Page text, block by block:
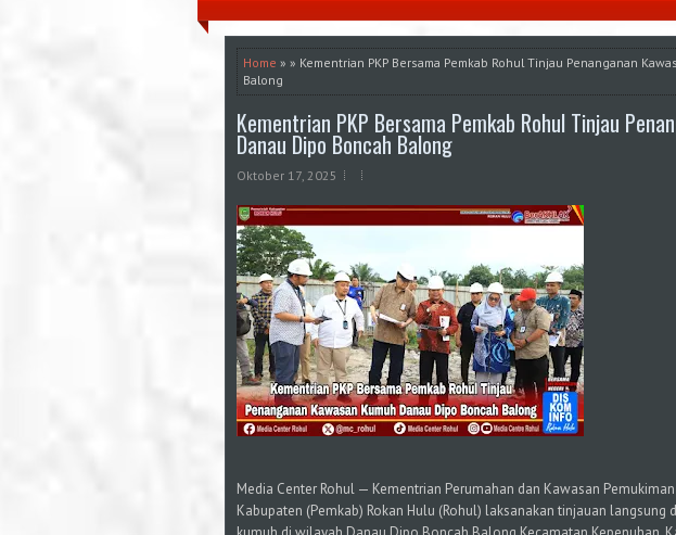
Home » » Kementrian PKP Bersama Pemkab Rohul Tinjau Penanganan
Balong
Kementrian PKP Bersama Pemkab Rohul Tinjau
Danau Dipo Boncah Balong
Oktober 17, 2025
Media Center Rohul — Kementrian Perumahan dan Kawasan
Kabupaten (Pemkab) Rokan Hulu (Rohul) laksanakan tinjauan langsung